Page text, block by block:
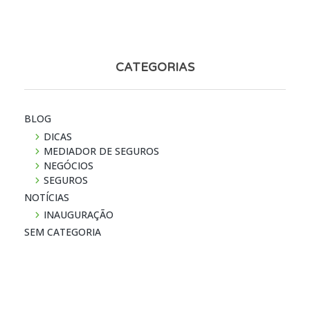
CATEGORIAS
BLOG
DICAS
MEDIADOR DE SEGUROS
NEGÓCIOS
SEGUROS
NOTÍ­CIAS
INAUGURAÇÃO
SEM CATEGORIA